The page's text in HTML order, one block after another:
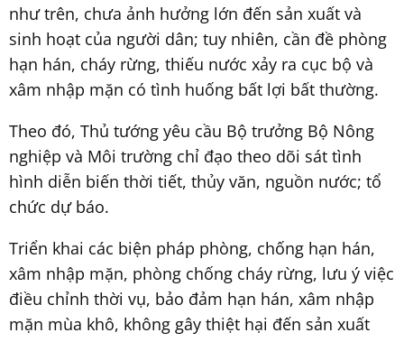
như trên, chưa ảnh hưởng lớn đến sản xuất và
sinh hoạt của người dân; tuy nhiên, cần đề phòng
hạn hán, cháy rừng, thiếu nước xảy ra cục bộ và
xâm nhập mặn có tình huống bất lợi bất thường.
Theo đó, Thủ tướng yêu cầu Bộ trưởng Bộ Nông
nghiệp và Môi trường chỉ đạo theo dõi sát tình
hình diễn biến thời tiết, thủy văn, nguồn nước; tổ
chức dự báo.
Triển khai các biện pháp phòng, chống hạn hán,
xâm nhập mặn, phòng chống cháy rừng, lưu ý việc
điều chỉnh thời vụ, bảo đảm hạn hán, xâm nhập
mặn mùa khô, không gây thiệt hại đến sản xuất